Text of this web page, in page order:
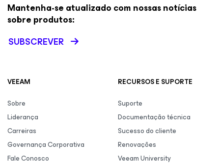
Mantenha-se atualizado com nossas notícias
sobre produtos:
SUBSCREVER
VEEAM
Sobre
Liderança
Carreiras
Governança Corporativa
Fale Conosco
RECURSOS E SUPORTE
Suporte
Documentação técnica
Sucesso do cliente
Renovações
Veeam University